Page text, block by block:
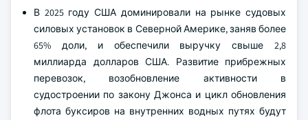
В 2025 году США доминировали на рынке судовых
силовых установок в Северной Америке, заняв более
65% доли, и обеспечили выручку свыше 2,8
миллиарда долларов США. Развитие прибрежных
перевозок, возобновление активности в
судостроении по закону Джонса и цикл обновления
флота буксиров на внутренних водных путях будут